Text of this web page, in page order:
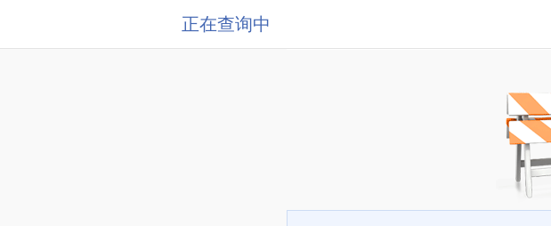
正在查询中